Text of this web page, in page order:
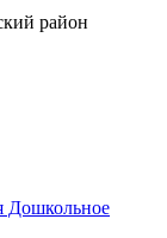
район
Дошкольное